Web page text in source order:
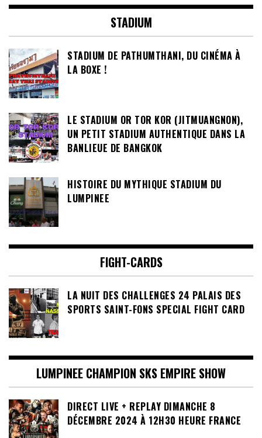
STADIUM
STADIUM DE PATHUMTHANI, DU CINÉMA À
LA BOXE !
LE STADIUM OR TOR KOR (JITMUANGNON),
UN PETIT STADIUM AUTHENTIQUE DANS LA
BANLIEUE DE BANGKOK
HISTOIRE DU MYTHIQUE STADIUM DU
LUMPINEE
FIGHT-CARDS
LA NUIT DES CHALLENGES 24 PALAIS DES
SPORTS SAINT-FONS SPECIAL FIGHT CARD
LUMPINEE CHAMPION SKS EMPIRE SHOW
DIRECT LIVE + REPLAY DIMANCHE 8
DÉCEMBRE 2024 À 12H30 HEURE FRANCE